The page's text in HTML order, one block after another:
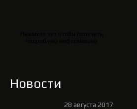
Новости
28 августа 2017